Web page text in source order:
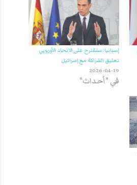
إسبانيا: سنقترح على الاتحاد الأوروبي
تعليق الشراكة مع إسرائيل
2026-04-19
في "أحداث"